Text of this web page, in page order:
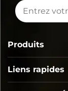
Liens rapides
Produits